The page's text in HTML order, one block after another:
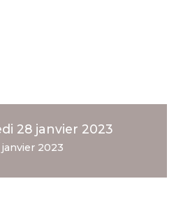
28 janvier 2023
2023